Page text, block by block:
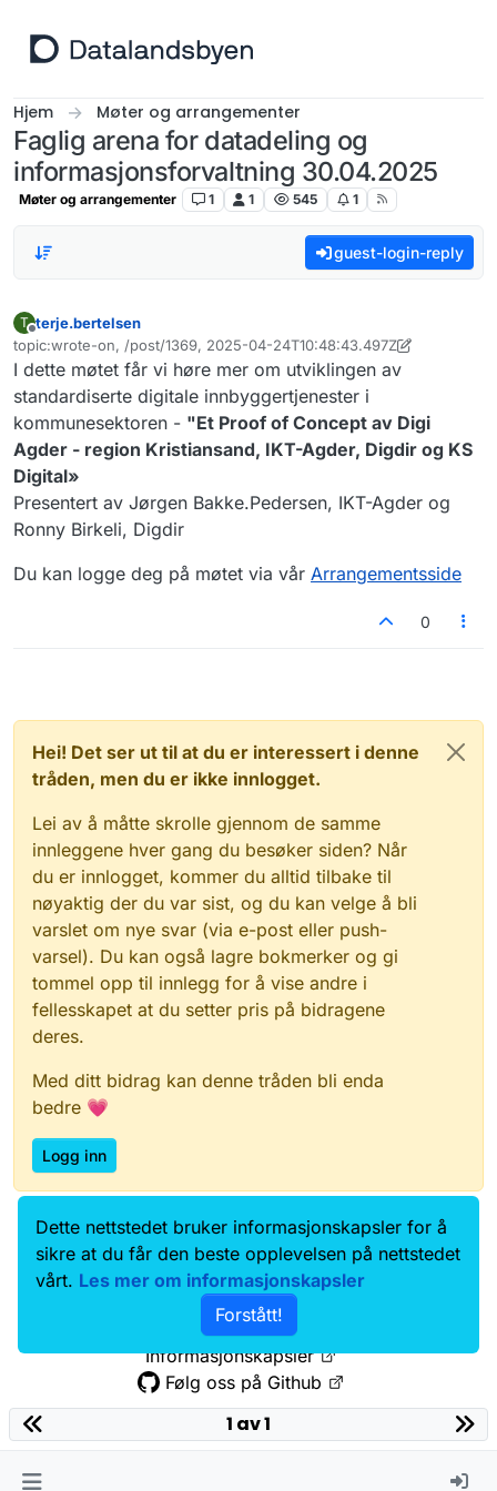
Hjem Møter og arrangementer
Faglig arena for datadeling og
informasjonsforvaltning 30.04.2025
Møter og arrangementer 1 1 545 1
guest-login-reply
T
Frakoblet
terje.bertelsen
topic:wrote-on, /post/1369, 2025-04-24T10:48:43.497Z
Sist endret av terje.bertelsen
I dette møtet får vi høre mer om utviklingen av
standardiserte digitale innbyggertjenester i
kommunesektoren - "Et Proof of Concept av Digi
Agder - region Kristiansand, IKT-Agder, Digdir og KS
Digital»
Presentert av Jørgen Bakke.Pedersen, IKT-Agder og
Ronny Birkeli, Digdir
Du kan logge deg på møtet via vår Arrangementsside
0
Hei! Det ser ut til at du er interessert i denne
tråden, men du er ikke innlogget.
Lei av å måtte skrolle gjennom de samme
innleggene hver gang du besøker siden? Når
du er innlogget, kommer du alltid tilbake til
nøyaktig der du var sist, og du kan velge å bli
varslet om nye svar (via e-post eller push-
varsel). Du kan også lagre bokmerker og gi
tommel opp til innlegg for å vise andre i
fellesskapet at du setter pris på bidragene
deres.
Med ditt bidrag kan denne tråden bli enda
bedre 💗
Logg inn
Data.norge.no
Kontakt oss
Samtykke og brukervilkår
Tilgjengelighetserklæring
Personvernerklæring
Informasjonskapsler
Følg oss på Github
1 av 1
Dette nettstedet bruker informasjonskapsler for å
sikre at du får den beste opplevelsen på nettstedet
vårt. Les mer om informasjonskapsler
Forstått!